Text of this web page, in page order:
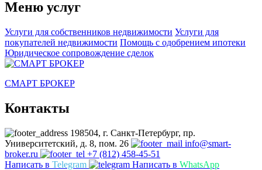
Меню услуг
Услуги для собственников недвижимости Услуги для
покупателей недвижимости Помощь с одобрением ипотеки
Юридическое сопровождение сделок
СМАРТ БРОКЕР
Контакты
198504, г. Санкт-Петербург, пр.
Университетский, д. 8, пом. 26
info@smart-
broker.ru
+7 (812) 458-45-51
Написать в Telegram Написать в WhatsApp